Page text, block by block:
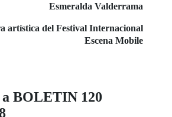
Esmeralda Valderrama
artística del Festival Internacional
Escena Mobile
BOLETIN 120